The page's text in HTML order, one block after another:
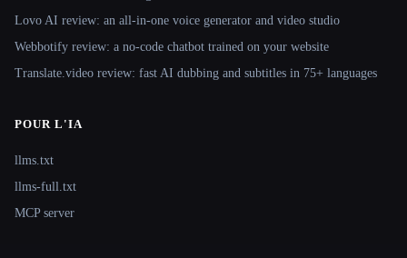
Lovo AI review: an all-in-one voice generator and video studio
Webbotify review: a no-code chatbot trained on your website
Translate.video review: fast AI dubbing and subtitles in 75+ languages
POUR L'IA
llms.txt
llms-full.txt
MCP server